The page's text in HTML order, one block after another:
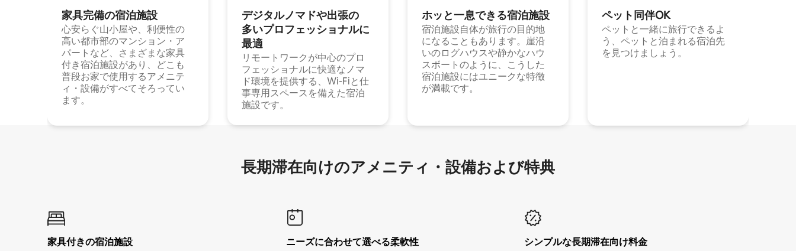
家具完備の宿⁠泊⁠施⁠設
心安らぐ山小屋や、利便性の
高い都市部のマンション・ア
パートなど、さまざまな家具
付き宿泊施設があり、どこも
普段お家で使用するアメニテ
ィ・設備がすべてそろってい
ます。
デジタルノマドや出⁠張⁠の
多⁠いプ⁠ロ⁠フ⁠ェ⁠ッ⁠シ⁠ョ⁠ナ⁠ル⁠に
最⁠適
リモートワークが中心のプロ
フェッショナルに快適なノマ
ド環境を提供する、Wi-Fiと仕
事専用スペースを備えた宿泊
施設です。
ホッと一⁠息⁠で⁠き⁠る宿⁠泊施⁠設
宿泊施設自体が旅行の目的地
になることもあります。崖沿
いのログハウスや静かなハウ
スボートのように、こうした
宿泊施設にはユニークな特徴
が満載です。
ペット同⁠伴OK
ペットと一緒に旅行できるよ
う、ペットと泊まれる宿泊先
を見つけましょう。
長期滞在向け⁠のア⁠メ⁠ニ⁠テ⁠ィ⁠・設⁠備⁠および特⁠典
家具付き⁠の宿⁠泊⁠施⁠設
ニーズに合わせて選べる柔軟性
シンプルな長期滞在向け料金